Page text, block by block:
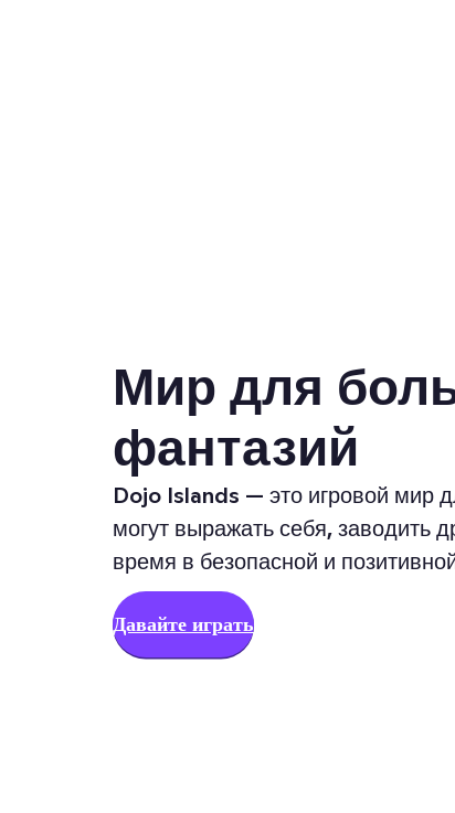
Мир для
фантазий
Dojo Islands — это игровой мир
могут выражать себя, заводить
время в безопасной и
Давайте играть